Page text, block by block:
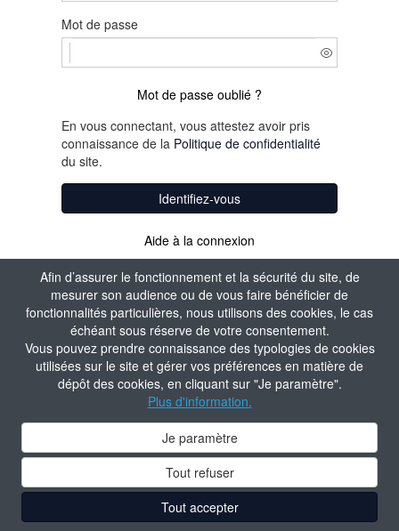
Afin d’assurer le fonctionnement et la sécurité du site, de
mesurer son audience ou de vous faire bénéficier de
fonctionnalités particulières, nous utilisons des cookies, le cas
échéant sous réserve de votre consentement.
Vous pouvez prendre connaissance des typologies de cookies
utilisées sur le site et gérer vos préférences en matière de
dépôt des cookies, en cliquant sur "Je paramètre".
Plus d'information.
Je paramètre
Tout refuser
Tout accepter
Mot de passe
Mot de passe oublié ?
En vous connectant, vous attestez avoir pris
connaissance de la Politique de confidentialité
du site.
Identifiez-vous
Aide à la connexion